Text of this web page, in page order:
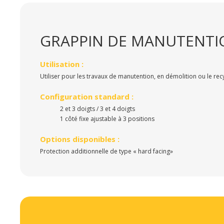
GRAPPIN DE
Utilisation :
Utiliser pour les travaux de manutention, en démolition ou le
Configuration standard :
2 et 3 doigts / 3 et 4 doigts
1 côté fixe ajustable à 3 positions
Options disponibles :
Protection additionnelle de type « hard facing»